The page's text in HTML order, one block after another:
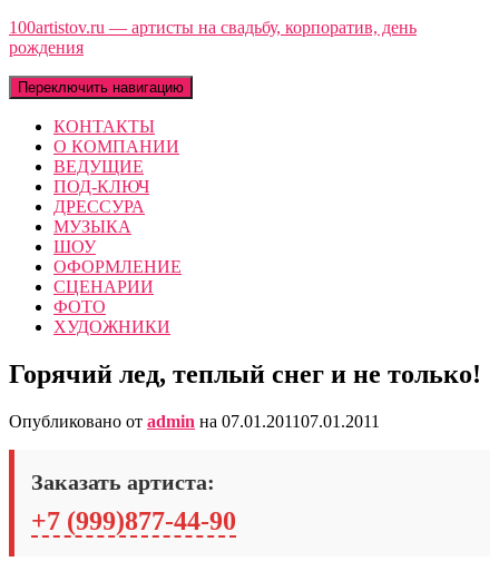
100artistov.ru — артисты на свадьбу, корпоратив, день
рождения
Переключить навигацию
КОНТАКТЫ
О КОМПАНИИ
ВЕДУЩИЕ
ПОД-КЛЮЧ
ДРЕССУРА
МУЗЫКА
ШОУ
ОФОРМЛЕНИЕ
СЦЕНАРИИ
ФОТО
ХУДОЖНИКИ
Горячий лед, теплый снег и не только!
Опубликовано от admin на 07.01.201107.01.2011
Заказать артиста:
+7 (999)877-44-90